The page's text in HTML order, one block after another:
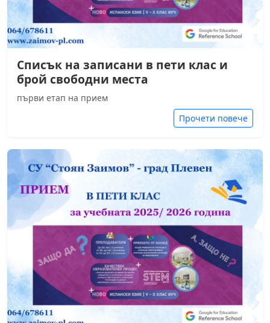
Списък на записани в пети клас и
брой свободни места
първи етап на прием
Прочети повече